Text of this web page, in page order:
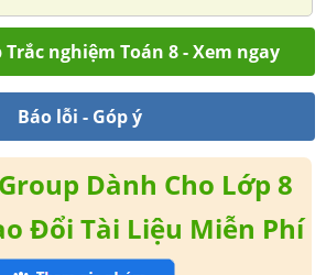
Trắc nghiệm Toán 8 - Xem ngay
Báo lỗi - Góp ý
Dành Cho Lớp 8
Đổi Tài Liệu Miễn Phí